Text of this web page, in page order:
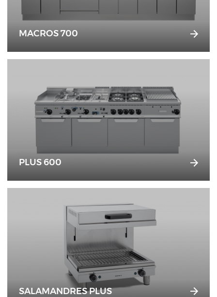
MACROS 700
PLUS 600
SALAMANDRES PLUS